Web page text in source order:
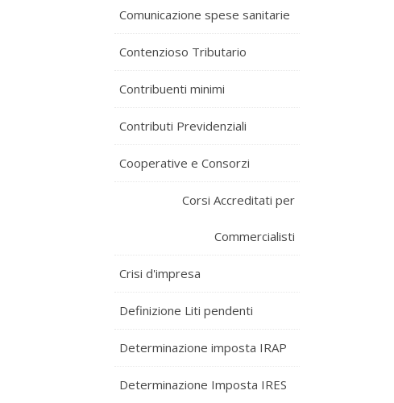
Comunicazione spese sanitarie
Contenzioso Tributario
Contribuenti minimi
Contributi Previdenziali
Cooperative e Consorzi
Corsi Accreditati per
Commercialisti
Crisi d'impresa
Definizione Liti pendenti
Determinazione imposta IRAP
Determinazione Imposta IRES